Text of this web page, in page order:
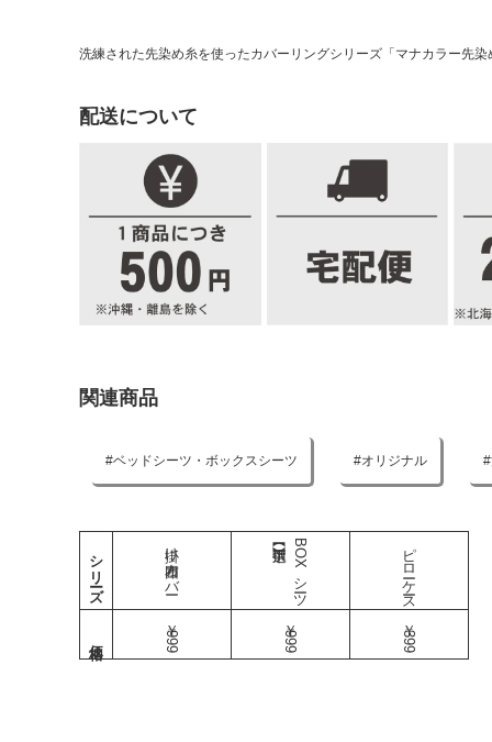
洗練された先染め糸を使ったカバーリングシリーズ「マナカラー先
配送について
関連商品
ベッドシーツ・ボックスシーツ オリジナル
シリーズ 掛け布団カバー
￥999
BOXシーツ
￥999
ピローケース
￥399